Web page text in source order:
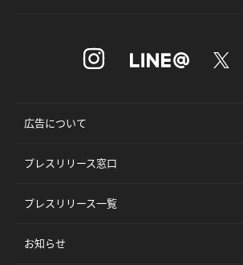
広告について
プレスリリース窓口
プレスリリース一覧
お知らせ